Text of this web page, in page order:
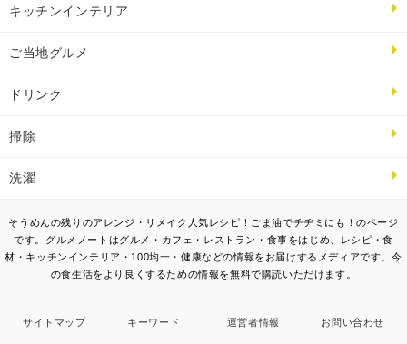
キッチンインテリア
ご当地グルメ
ドリンク
掃除
洗濯
そうめんの残りのアレンジ・リメイク人気レシピ！ごま油でチヂミにも！のページ
です。グルメノートはグルメ・カフェ・レストラン・食事をはじめ、レシピ・食
材・キッチンインテリア・100均一・健康などの情報をお届けするメディアです。今
の食生活をより良くするための情報を無料で購読いただけます。
サイトマップ キーワード 運営者情報 お問い合わせ